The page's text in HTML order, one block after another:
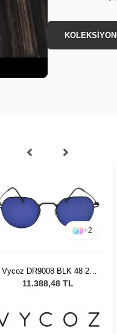
+2
Vycoz DR9008 BLK 48 21
Kadın Güneş Gözlüğü
11.388,48 TL